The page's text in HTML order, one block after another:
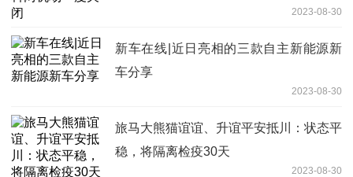
2023-08-30
新车在线|近日亮相的三款自主新能源新
车分享
2023-08-30
旅马大熊猫谊谊、升谊平安抵川：状态平
稳，将隔离检疫30天
2023-08-30